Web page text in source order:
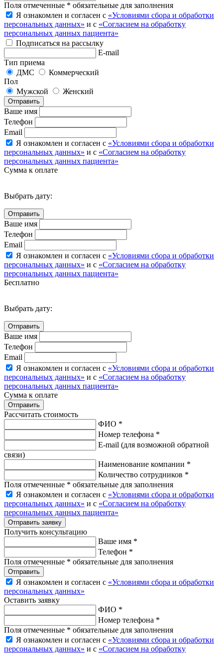
Поля отмеченные * обязательные для заполнения
Я ознакомлен и согласен с «Условиями сбора и обработки
персональных данных» и с «Согласием на обработку
персональных данных пациента»
Подписаться на рассылку
E-mail
Тип приема
ДМС
Коммерческий
Пол
Мужской
Женский
Отправить
Ваше имя
Телефон
Email
Я ознакомлен и согласен с «Условиями сбора и обработки
персональных данных» и с «Согласием на обработку
персональных данных пациента»
Сумма к оплате
Выбрать дату:
Ваше имя
Телефон
Email
Я ознакомлен и согласен с «Условиями сбора и обработки
персональных данных» и с «Согласием на обработку
персональных данных пациента»
Бесплатно
Выбрать дату:
Ваше имя
Телефон
Email
Я ознакомлен и согласен с «Условиями сбора и обработки
персональных данных» и с «Согласием на обработку
персональных данных пациента»
Сумма к оплате
Рассчитать стоимость
ФИО *
Номер телефона *
E-mail (для возможной обратной
связи)
Наименование компании *
Количество сотрудников *
Поля отмеченные * обязательные для заполнения
Я ознакомлен и согласен с «Условиями сбора и обработки
персональных данных» и с «Согласием на обработку
персональных данных пациента»
Отправить заявку
Получить консультацию
Ваше имя *
Телефон *
Поля отмеченные * обязательные для заполнения
Отправить
Я ознакомлен и согласен с «Условиями сбора и обработки
персональных данных»
Оставить заявку
ФИО *
Номер телефона *
Поля отмеченные * обязательные для заполнения
Я ознакомлен и согласен с «Условиями сбора и обработки
персональных данных» и с «Согласием на обработку